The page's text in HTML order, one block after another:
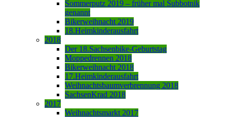
Sommerputz 2019 – früher mal Subbotnik
genannt
Bikerweihnacht 2019
18.Heimkinderausfahrt
2018
Der 18.Sachsenbike-Geburtstag
Moppedrennen 2018
Bikerweihnacht 2018
17.Heimkinderausfahrt
Weihnachtsbaumverbrennung 2018
SachsenKrad 2018
2017
Weihnachtsmarkt 2017